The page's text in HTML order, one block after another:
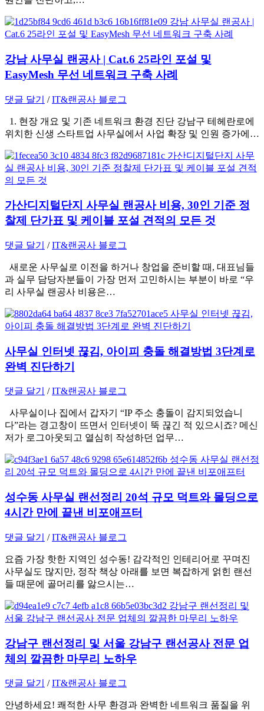
강남 사무실 랜공사 | Cat.6 25라인 포설 및
EasyMesh 무선 네트워크 구축 사례
댓글 달기 /IT&랜공사 블로그
1. 현장 개요 및 기존 네트워크 환경 진단 강남구 테헤란로에
위치한 신생 스타트업 사무실에서 사업 확장 및 인원 증가에…
가산디지털단지 사무실 랜공사 비용, 30인 기준 정
찰제 단가표 및 케이블 포설 견적의 모든 것
댓글 달기 /IT&랜공사 블로그
새로운 사무실로 이전을 하거나 창업을 준비할 때, 대표님들
과 실무 담당자분들이 가장 먼저 고민하시는 부분이 바로 “우
리 사무실 랜공사 비용은…
사무실 인터넷 끊김, 아이피 충돌 해결방법 3단계로
완벽 진단하기
댓글 달기 /IT&랜공사 블로그
사무실이나 집에서 갑자기 “IP 주소 충돌이 감지되었습니
다”라는 경고창이 뜨면서 인터넷이 뚝 끊긴 적 있으시죠? 메신
저가 로그아웃되고 열심히 작성하던 업무…
성수동 사무실 랜선정리 20석 규모 덕트와 몰딩으로
4시간 만에 끝낸 비포애프터
댓글 달기 /IT&랜공사 블로그
요즘 가장 핫한 지역인 성수동! 감각적인 인테리어로 꾸며진
사무실도 많지만, 정작 책상 아래를 보면 복잡하게 얽힌 랜선
들 때문에 골머리를 앓으시는…
강남구 랜선정리 및 서울 강남구 랜선공사 전문 업
체의 깔끔한 마무리 노하우
댓글 달기 /IT&랜공사 블로그
안녕하세요! 쾌적한 사무 환경과 완벽한 네트워크 품질을 위